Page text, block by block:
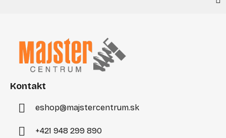
Kontakt
eshop@majstercentrum.sk
+421 948 299 890